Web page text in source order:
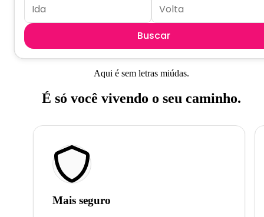
Buscar
Aqui é sem letras miúdas.
É só você vivendo o seu caminho.
Mais seguro